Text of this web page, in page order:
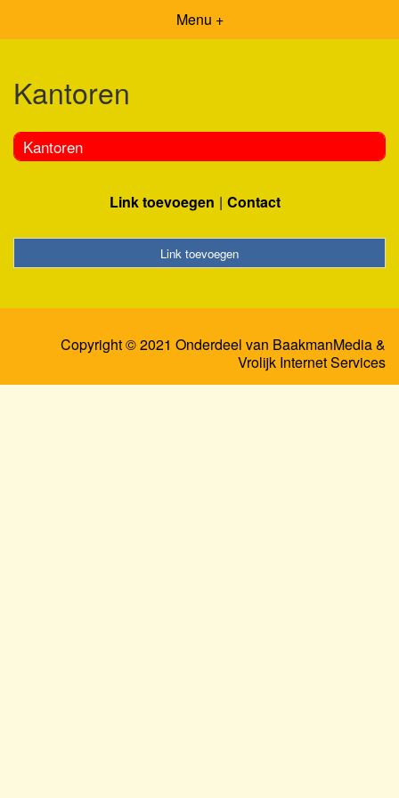
Menu +
Kantoren
Kantoren
Link toevoegen Contact
Link toevoegen
Copyright © 2021 Onderdeel van BaakmanMedia&
Vrolijk Internet Services